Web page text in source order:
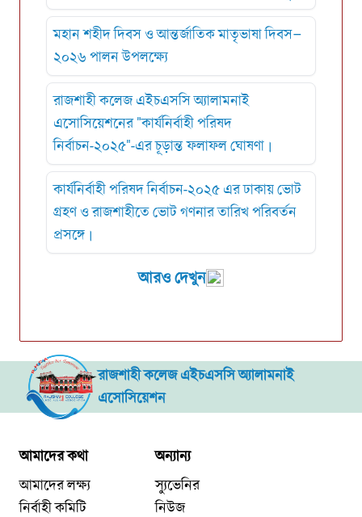
অ্যালামনাই অ্যাসোসিয়েশনকে আরও সুসংগঠিত, শক্তিশালী
এবং গতিশীল করে তুলি।
সবার সুস্বাস্থ্য ও মঙ্গল কামনায়,
মহান শহীদ দিবস ও আন্তর্জাতিক মাতৃভাষা দিবস–
২০২৬ পালন উপলক্ষ্যে
রাজশাহী কলেজ এইচএসসি অ্যালামনাই
এসোসিয়েশনের "কার্যনির্বাহী পরিষদ
নির্বাচন-২০২৫"-এর চূড়ান্ত ফলাফল ঘোষণা।
কার্যনির্বাহী পরিষদ নির্বাচন-২০২৫ এর ঢাকায় ভোট
গ্রহণ ও রাজশাহীতে ভোট গণনার তারিখ পরিবর্তন
প্রসঙ্গে।
আরও দেখুন
রাজশাহী কলেজ এইচএসসি অ্যালামনাই
এসোসিয়েশন
আমাদের কথা
আমাদের লক্ষ্য
নির্বাহী কমিটি
অন্যান্য
স্যুভেনির
নিউজ